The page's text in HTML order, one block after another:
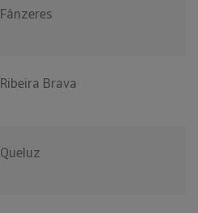
Fânzeres
Ribeira Brava
Queluz